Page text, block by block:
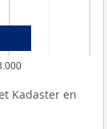
Kadaster en